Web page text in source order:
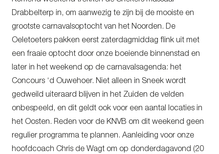
Drabbelterp in, om aanwezig te zijn bij de mooiste en
grootste carnavalsoptocht van het Noorden. De
Oeletoeters pakken eerst zaterdagmiddag flink uit met
een fraaie optocht door onze boeiende binnenstad en
later in het weekend op de carnavalsagenda: het
Concours ‘d Ouwehoer. Niet alleen in Sneek wordt
gedweild uiteraard blijven in het Zuiden de velden
onbespeeld, en dit geldt ook voor een aantal locaties in
het Oosten. Reden voor de KNVB om dit weekend geen
regulier programma te plannen. Aanleiding voor onze
hoofdcoach Chris de Wagt om op donderdagavond (20